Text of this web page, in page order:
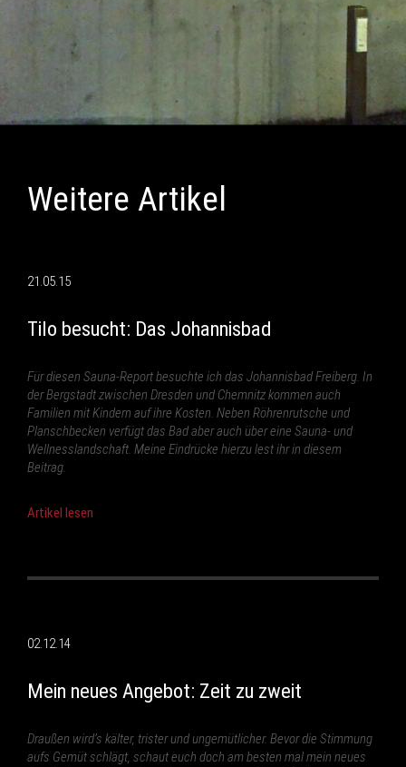
Weitere Artikel
21.05.15
Tilo besucht: Das Johannisbad
Für diesen Sauna-Report besuchte ich das Johannisbad Freiberg. In
der Bergstadt zwischen Dresden und Chemnitz kommen auch
Familien mit Kindern auf ihre Kosten. Neben Röhrenrutsche und
Planschbecken verfügt das Bad aber auch über eine Sauna- und
Wellnesslandschaft. Meine Eindrücke hierzu lest ihr in diesem
Beitrag.
Artikel lesen
02.12.14
Mein neues Angebot: Zeit zu zweit
Draußen wird’s kälter, trister und ungemütlicher. Bevor die Stimmung
aufs Gemüt schlägt, schaut euch doch am besten mal mein neues